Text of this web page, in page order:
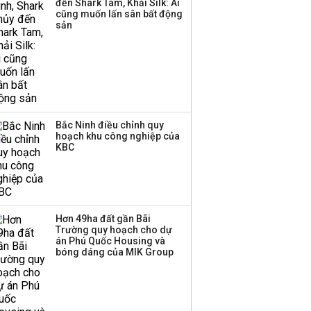
đến Shark Tam, Khải Silk: Ai
cũng muốn lấn sân bất động
sản
Bắc Ninh điều chỉnh quy
hoạch khu công nghiệp của
KBC
Hơn 49ha đất gần Bãi
Trường quy hoạch cho dự
án Phú Quốc Housing và
bóng dáng của MIK Group